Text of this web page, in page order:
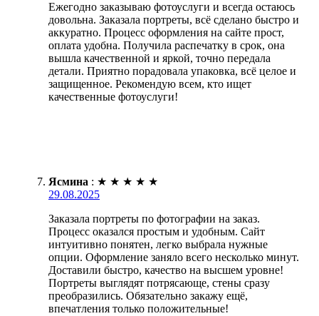
Ежегодно заказываю фотоуслуги и всегда остаюсь
довольна. Заказала портреты, всё сделано быстро и
аккуратно. Процесс оформления на сайте прост,
оплата удобна. Получила распечатку в срок, она
вышла качественной и яркой, точно передала
детали. Приятно порадовала упаковка, всё целое и
защищенное. Рекомендую всем, кто ищет
качественные фотоуслуги!
Ясмина : ★ ★ ★ ★ ★
29.08.2025
Заказала портреты по фотографии на заказ.
Процесс оказался простым и удобным. Сайт
интуитивно понятен, легко выбрала нужные
опции. Оформление заняло всего несколько минут.
Доставили быстро, качество на высшем уровне!
Портреты выглядят потрясающе, стены сразу
преобразились. Обязательно закажу ещё,
впечатления только положительные!